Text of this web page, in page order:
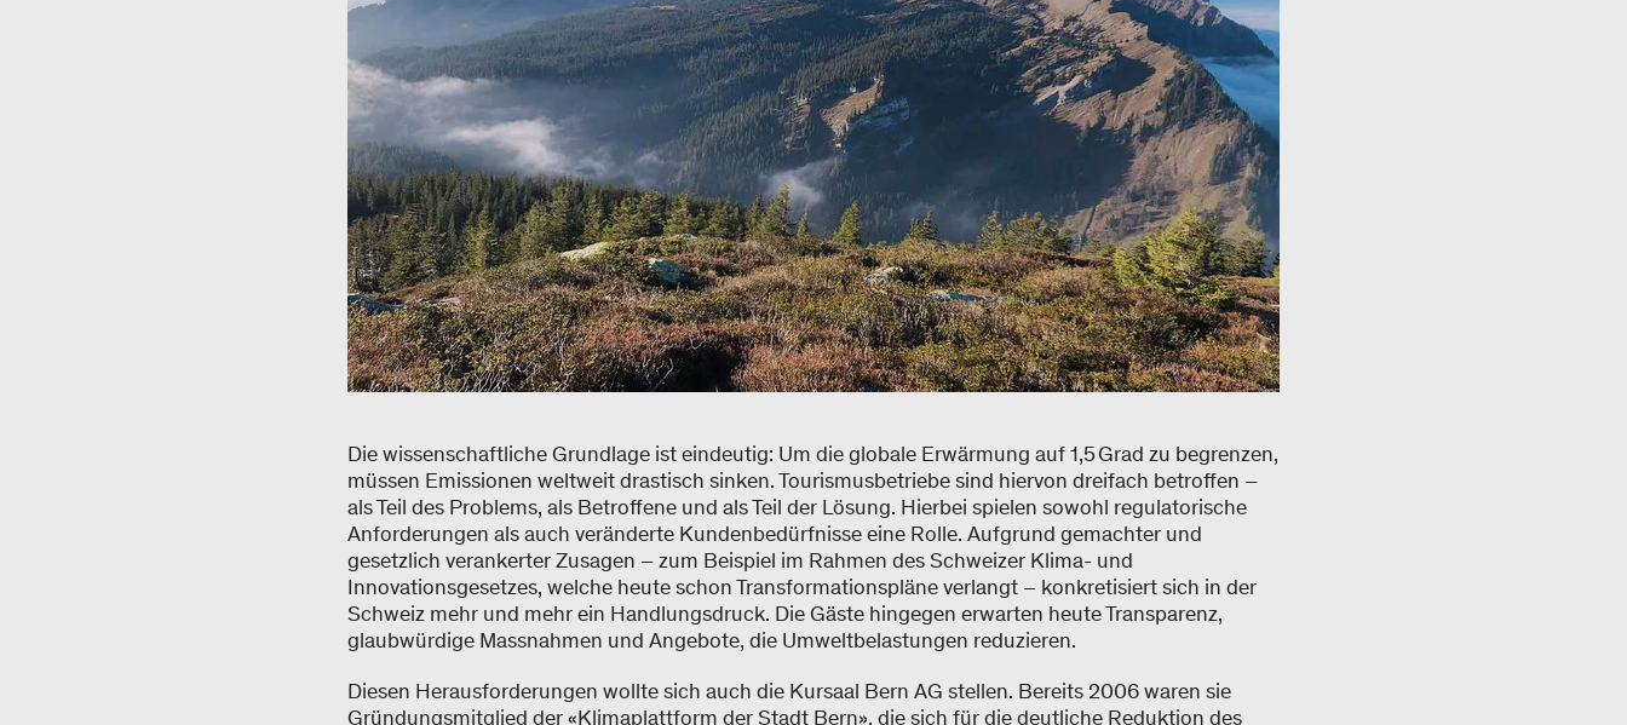
Die wissenschaftliche Grundlage ist eindeutig: Um die globale Erwärmung auf 1,5 Grad zu begrenzen,
müssen Emissionen weltweit drastisch sinken. Tourismusbetriebe sind hiervon dreifach betroffen –
als Teil des Problems, als Betroffene und als Teil der Lösung. Hierbei spielen sowohl regulatorische
Anforderungen als auch veränderte Kundenbedürfnisse eine Rolle. Aufgrund gemachter und
gesetzlich verankerter Zusagen – zum Beispiel im Rahmen des Schweizer Klima- und
Innovationsgesetzes, welche heute schon Transformationspläne verlangt – konkretisiert sich in der
Schweiz mehr und mehr ein Handlungsdruck. Die Gäste hingegen erwarten heute Transparenz,
glaubwürdige Massnahmen und Angebote, die Umweltbelastungen reduzieren.
Diesen Herausforderungen wollte sich auch die Kursaal Bern AG stellen. Bereits 2006 waren sie
Gründungsmitglied der «Klimaplattform der Stadt Bern», die sich für die deutliche Reduktion des